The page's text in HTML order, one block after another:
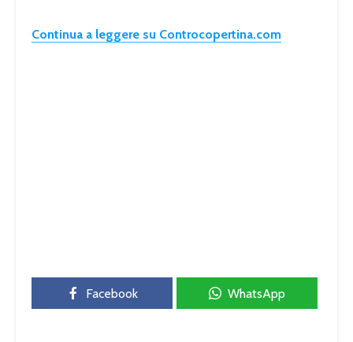
Continua a leggere su Controcopertina.com
Facebook WhatsApp